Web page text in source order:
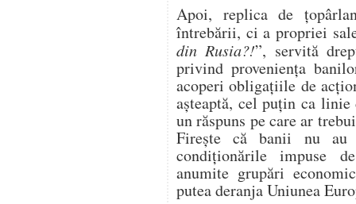
Apoi, replica de
întrebării, ci a propriei
din Rusia?!”, servită
privind provenienţa
acoperi obligaţiile de
aşteaptă, cel puţin ca linie
un răspuns pe care ar
Fireşte că banii nu
condiţionările impuse
anumite grupări
putea deranja Uniunea